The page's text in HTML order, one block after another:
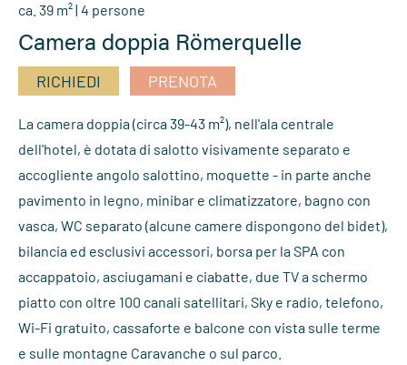
ca. 39 m² | 4 persone
Camera doppia Römerquelle
RICHIEDI PRENOTA
La camera doppia (circa 39-43 m²), nell'ala centrale
dell'hotel, è dotata di salotto visivamente separato e
accogliente angolo salottino, moquette - in parte anche
pavimento in legno, minibar e climatizzatore, bagno con
vasca, WC separato (alcune camere dispongono del bidet),
bilancia ed esclusivi accessori, borsa per la SPA con
accappatoio, asciugamani e ciabatte, due TV a schermo
piatto con oltre 100 canali satellitari, Sky e radio, telefono,
Wi-Fi gratuito, cassaforte e balcone con vista sulle terme
e sulle montagne Caravanche o sul parco.